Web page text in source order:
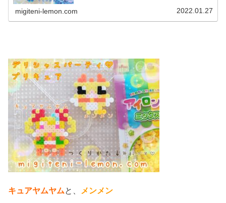
migiteni-lemon.com 2022.01.27
キュアヤムヤムと、 メンメン